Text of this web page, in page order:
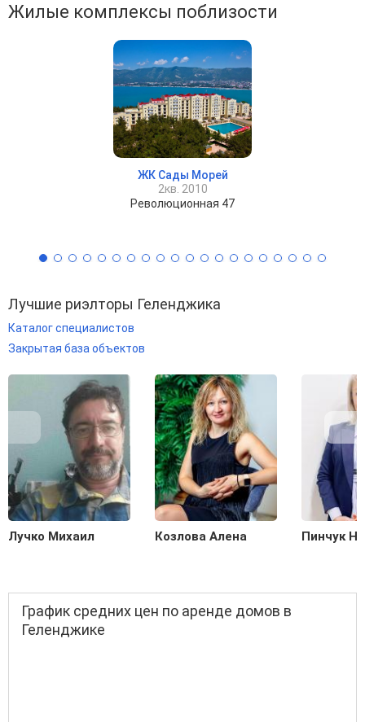
Жилые комплексы поблизости
ЖК Сады Морей
2кв. 2010
Революционная 47
Лучшие риэлторы Геленджика
Каталог специалистов
Закрытая база объектов
Лучко Михаил Козлова Алена Пинчук
График средних цен по аренде домов в
Геленджике